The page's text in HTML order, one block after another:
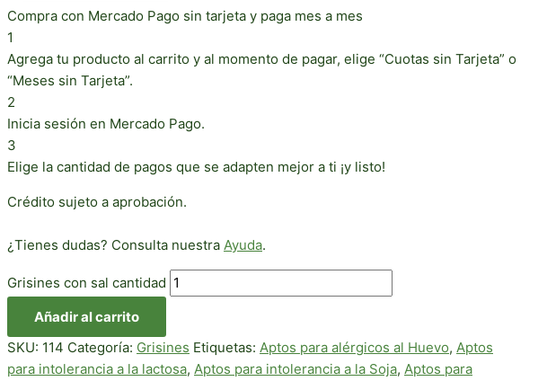
Compra con Mercado Pago sin tarjeta y paga mes a mes
1
Agrega tu producto al carrito y al momento de pagar, elige “Cuotas sin Tarjeta” o
“Meses sin Tarjeta”.
2
Inicia sesión en Mercado Pago.
3
Elige la cantidad de pagos que se adapten mejor a ti ¡y listo!
Crédito sujeto a aprobación.
¿Tienes dudas? Consulta nuestra Ayuda.
Grisines con sal cantidad
Añadir al carrito
SKU: 114 Categoría: Grisines Etiquetas: Aptos para alérgicos al Huevo, Aptos
para intolerancia a la lactosa, Aptos para intolerancia a la Soja, Aptos para